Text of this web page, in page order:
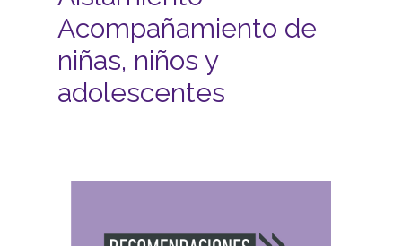
Acompañamiento de
niñas, niños y
adolescentes